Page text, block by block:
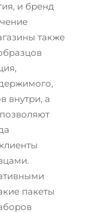
и бренд
также
внутри, а
пакеты